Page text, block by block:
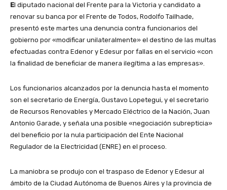
El diputado nacional del Frente para la Victoria y candidato a
renovar su banca por el Frente de Todos, Rodolfo Tailhade,
presentó este martes una denuncia contra funcionarios del
gobierno por «modificar unilateralmente» el destino de las multas
efectuadas contra Edenor y Edesur por fallas en el servicio «con
la finalidad de beneficiar de manera ilegítima a las empresas».
Los funcionarios alcanzados por la denuncia hasta el momento
son el secretario de Energía, Gustavo Lopetegui, y el secretario
de Recursos Renovables y Mercado Eléctrico de la Nación, Juan
Antonio Garade, y señala una posible «negociación subrepticia»
del beneficio por la nula participación del Ente Nacional
Regulador de la Electricidad (ENRE) en el proceso.
La maniobra se produjo con el traspaso de Edenor y Edesur al
ámbito de la Ciudad Autónoma de Buenos Aires y la provincia de